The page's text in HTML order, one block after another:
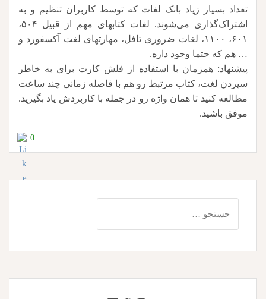
تعداد بسیار زیاد بانک لغات که توسط کاربران تنظیم و به
اشتراک‌گذاری می‌شوند. لغات کتابهای مهم از قبیل ۵۰۴،
۶۰۱، ۱۱۰۰، لغات ضروری تافل، مهارتهای لغت آکسفورد و
… هم که حتما وجود داره.
پیشنهاد: همزمان با استفاده از فلش کارت برای به خاطر
سپردن لغت، کتاب مرتبط رو هم با فاصله زمانی چند ساعت
مطالعه کنید تا همان واژه رو در جمله با کاربردش یاد بگیرید.
موفق باشید.
0
برای: